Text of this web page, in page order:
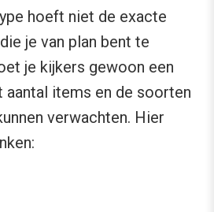
hoeft niet de exacte
je van plan bent te
je kijkers gewoon een
aantal items en de soorten
verwachten. Hier